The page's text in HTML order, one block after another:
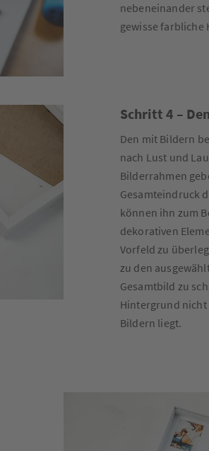
nebeneinander
gewisse farbliche
Schritt 4 –
Den mit Bildern
nach Lust und
Bilderrahmen
Gesamteindruck
können ihn zum
dekorativen
Vorfeld zu
zu den
Gesamtbild zu
Hintergrund nicht
Bildern liegt.